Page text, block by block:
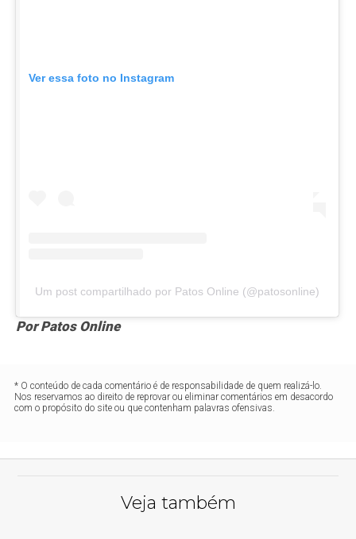
Ver essa foto no Instagram
Um post compartilhado por Patos Online (@patosonline)
Por Patos Online
* O conteúdo de cada comentário é de responsabilidade de quem realizá-lo.
Nos reservamos ao direito de reprovar ou eliminar comentários em desacordo
com o propósito do site ou que contenham palavras ofensivas.
Veja também